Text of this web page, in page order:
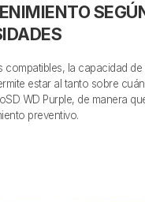
compatibles, la capacidad
estar al tanto sobre
WD Purple, de manera
preventivo.